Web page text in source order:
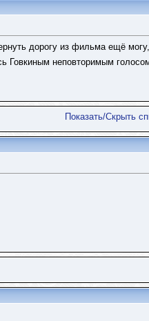
дорогу из фильма ещё
Говкиным неповторимым
Показать/Скрыть